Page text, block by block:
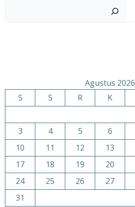
Agustus 2026
S
S R K
3
4 5 6
10
11 12 13
17
18 19 20
24
25 26 27
31